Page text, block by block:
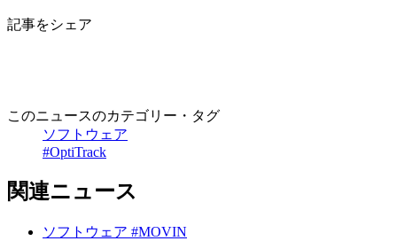
記事をシェア
このニュースのカテゴリー・タグ
ソフトウェア
#OptiTrack
関連ニュース
ソフトウェア #MOVIN